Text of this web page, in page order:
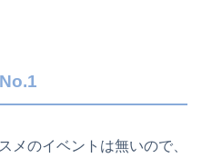
メのイベントは無いので、